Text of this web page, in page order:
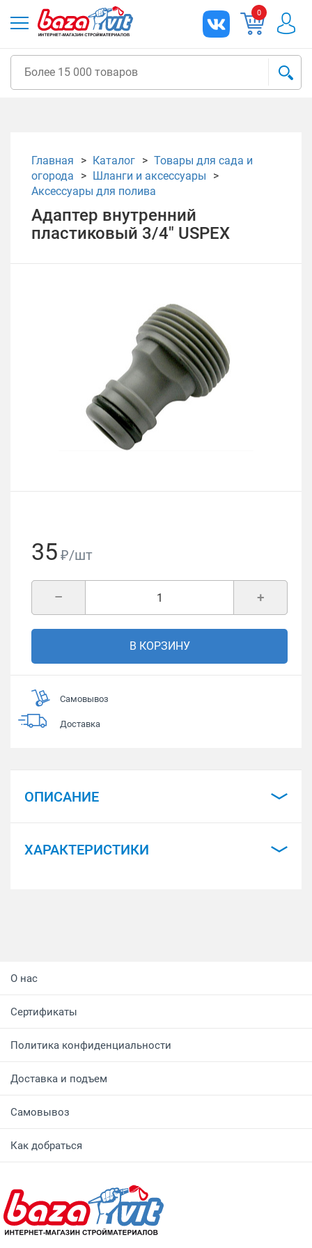
0
Главная Каталог
Товары для сада и
огорода
Шланги и аксессуары
Аксессуары для полива
Адаптер внутренний
пластиковый 3/4" USPEХ
35 ₽/шт
+
–
В КОРЗИНУ
Самовывоз
Доставка
ОПИСАНИЕ
ХАРАКТЕРИСТИКИ
О нас
Сертификаты
Политика конфиденциальности
Доставка и подъем
Самовывоз
Как добраться